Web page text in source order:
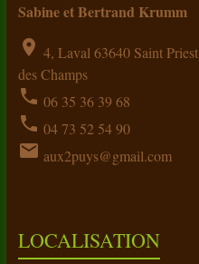
Sabine et Bertrand Krumm
location_on 4, Laval 63640 Saint Priest
des Champs
phone 06 35 36 39 68
phone 04 73 52 54 90
email aux2puys@gmail.com
LOCALISATION